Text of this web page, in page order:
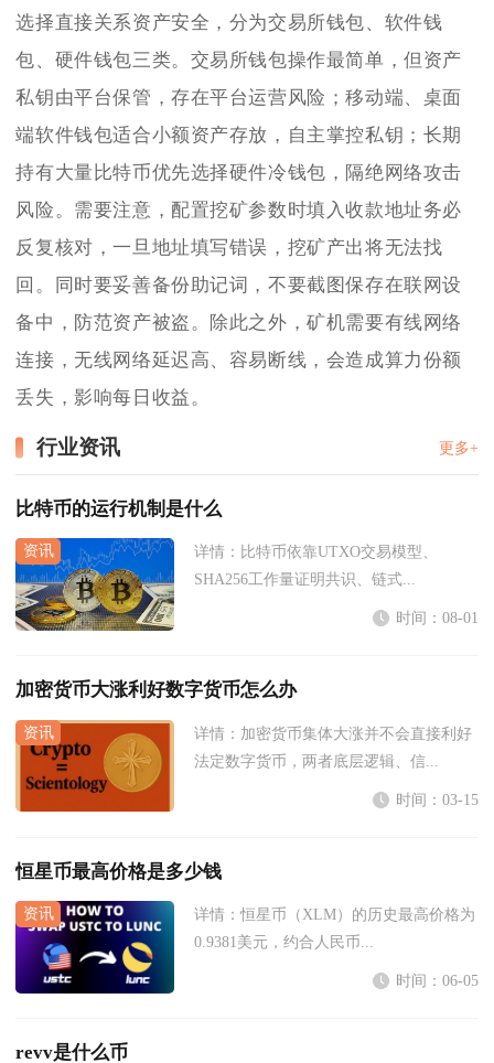
选择直接关系资产安全，分为交易所钱包、软件钱
包、硬件钱包三类。交易所钱包操作最简单，但资产
私钥由平台保管，存在平台运营风险；移动端、桌面
端软件钱包适合小额资产存放，自主掌控私钥；长期
持有大量比特币优先选择硬件冷钱包，隔绝网络攻击
风险。需要注意，配置挖矿参数时填入收款地址务必
反复核对，一旦地址填写错误，挖矿产出将无法找
回。同时要妥善备份助记词，不要截图保存在联网设
备中，防范资产被盗。除此之外，矿机需要有线网络
连接，无线网络延迟高、容易断线，会造成算力份额
丢失，影响每日收益。
行业资讯 更多+
比特币的运行机制是什么
详情： 比特币依靠UTXO交易模型、
SHA256工作量证明共识、链式...
时间：08-01
加密货币大涨利好数字货币怎么办
详情： 加密货币集体大涨并不会直接利好
法定数字货币，两者底层逻辑、信...
时间：03-15
恒星币最高价格是多少钱
详情：恒星币（XLM）的历史最高价格为
0.9381美元，约合人民币...
时间：06-05
revv是什么币